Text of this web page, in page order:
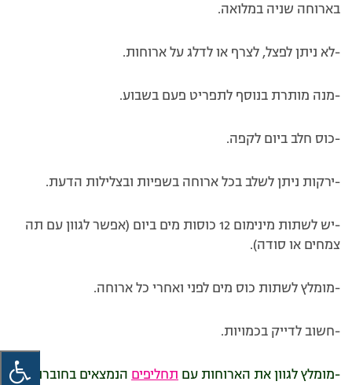
בארוחה שניה במלואה.
-לא ניתן לפצל, לצרף או לדלג על ארוחות.
-מנה מותרת בנוסף לתפריט פעם בשבוע.
-כוס חלב ביום לקפה.
-ירקות ניתן לשלב בכל ארוחה בשפיות ובצלילות הדעת.
-יש לשתות מינימום 12 כוסות מים ביום (אפשר לגוון עם תה
צמחים או סודה).
-מומלץ לשתות כוס מים לפני ואחרי כל ארוחה.
-חשוב לדייק בכמויות.
-מומלץ לגוון את הארוחות עם תחליפים הנמצאים בחוברת